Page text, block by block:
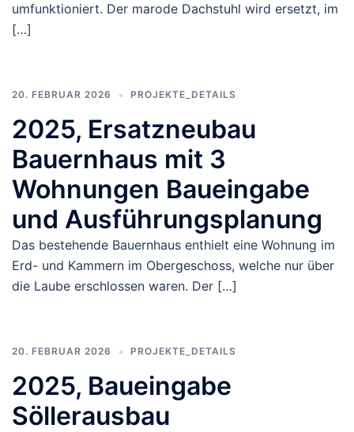
umfunktioniert. Der marode Dachstuhl wird ersetzt, im
[…]
20. FEBRUAR 2026 PROJEKTE_DETAILS
2025, Ersatzneubau
Bauernhaus mit 3
Wohnungen Baueingabe
und Ausführungsplanung
Das bestehende Bauernhaus enthielt eine Wohnung im
Erd- und Kammern im Obergeschoss, welche nur über
die Laube erschlossen waren. Der […]
20. FEBRUAR 2026 PROJEKTE_DETAILS
2025, Baueingabe
Söllerausbau